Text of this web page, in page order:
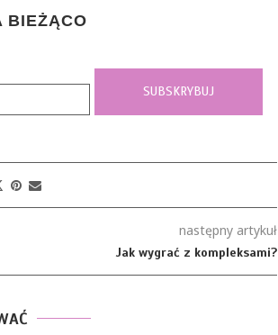
BIEŻĄCO
następny artykuł
Jak wygrać z kompleksami?